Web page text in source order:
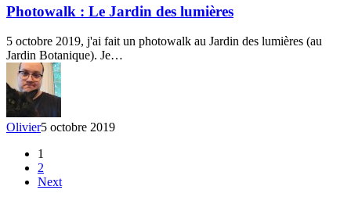
Le
Jardin
des
lumières
Photowalk : Le Jardin des lumières
5 octobre 2019, j'ai fait un photowalk au Jardin des lumières (au
Jardin Botanique). Je…
Olivier5 octobre 2019
1
2
Next